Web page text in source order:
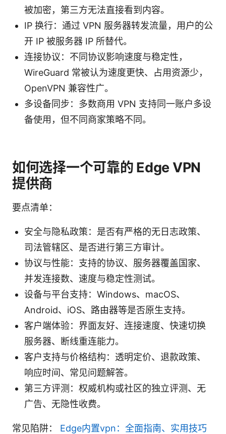
被加密，第三方无法直接看到内容。
IP 换行：通过 VPN 服务器转发流量，用户的公
开 IP 被服务器 IP 所替代。
连接协议：不同协议影响速度与稳定性，
WireGuard 常被认为速度更快、占用资源少，
OpenVPN 兼容性广。
多设备同步：多数商用 VPN 支持同一账户多设
备使用，但不同商家策略不同。
如何选择一个可靠的 Edge VPN
提供商
要点清单：
安全与隐私政策：是否有严格的无日志政策、
司法管辖区、是否进行第三方审计。
协议与性能：支持的协议、服务器覆盖国家、
并发连接数、速度与稳定性测试。
设备与平台支持：Windows、macOS、
Android、iOS、路由器等是否原生支持。
客户端体验：界面友好、连接速度、快速切换
服务器、断线重连能力。
客户支持与价格结构：透明定价、退款政策、
响应时间、常见问题解答。
第三方评测：权威机构或社区的独立评测、无
广告、无隐性收费。
常见陷阱： Edge内置vpn：全面指南、实用技巧